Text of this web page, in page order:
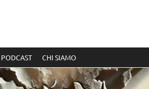
PODCAST CHI SIAMO